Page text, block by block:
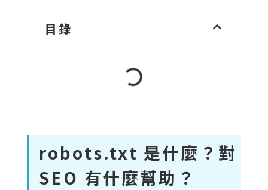
目錄
robots.txt 是什麼？對
SEO 有什麼幫助？